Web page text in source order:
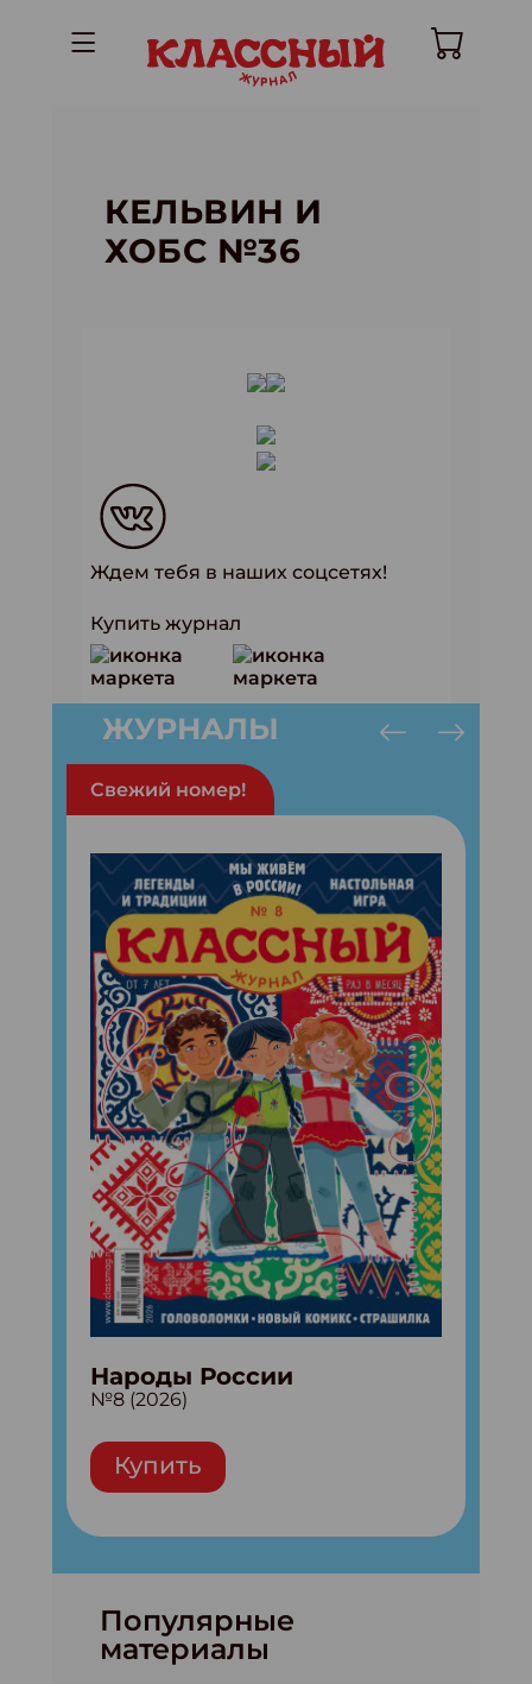
КЕЛЬВИН И
ХОБС №36
Ждем тебя в наших соцсетях!
Купить журнал
ЖУРНАЛЫ
Свежий номер!
Народы России
№8 (2026)
Купить
Популярные
материалы